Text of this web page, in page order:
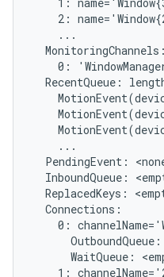
2:
    ...
  MonitoringChannels:
0:
RecentQueue:
    ...
PendingEvent:
InboundQueue:
ReplacedKeys:
  Connections:
0:
WaitQueue:
1: